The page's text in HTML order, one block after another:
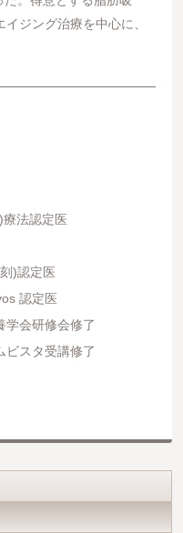
ジング治療を中心に、
法認定医
)認定医
認定医
学会研修会修了
ビスタ受講修了